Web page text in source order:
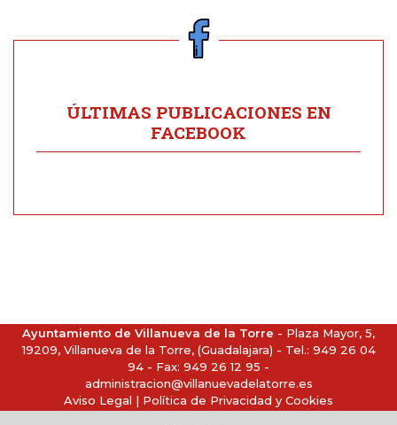
ÚLTIMAS PUBLICACIONES EN
FACEBOOK
Ayuntamiento de Villanueva de la Torre - Plaza Mayor, 5,
19209, Villanueva de la Torre, (Guadalajara) - Tel.: 949 26 04
94 - Fax: 949 26 12 95 -
administracion@villanuevadelatorre.es
Aviso Legal | Política de Privacidad y Cookies